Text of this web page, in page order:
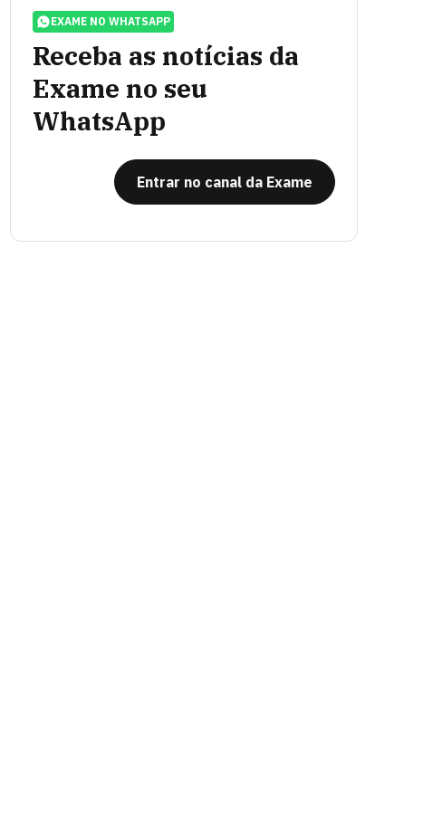
EXAME NO WHATSAPP
Receba as notícias da
Exame no seu
WhatsApp
Entrar no canal da Exame